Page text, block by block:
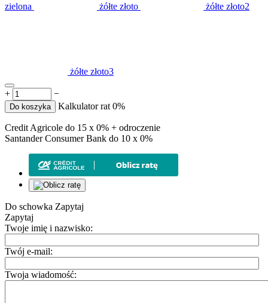
zielona żółte złoto żółte złoto2
żółte złoto3
+ −
Do koszyka Kalkulator rat 0%
Credit Agricole do 15 x 0% + odroczenie
Santander Consumer Bank do 10 x 0%
Do schowka Zapytaj
Zapytaj
Twoje imię i nazwisko:
Twój e-mail:
Twoja wiadomość: